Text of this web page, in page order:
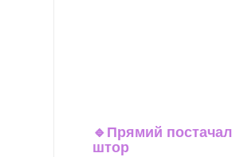
🔹 Прямий
штор